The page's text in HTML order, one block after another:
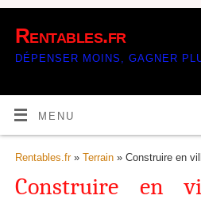
Rentables.fr
DÉPENSER MOINS, GAGNER
MENU
Rentables.fr» Terrain» Construire en
Construire en